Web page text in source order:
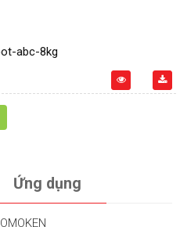
abc-8kg
Ứng dụng